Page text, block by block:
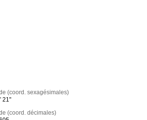
sexagésimales)
21"
décimales)